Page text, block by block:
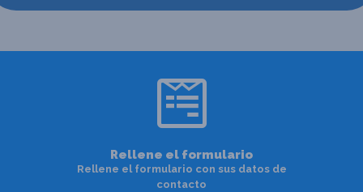
Rellene el formulario
Rellene el formulario con sus datos de
contacto